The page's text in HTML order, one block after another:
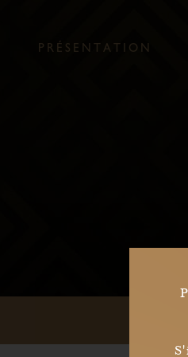
P R É S E N T A T I O N